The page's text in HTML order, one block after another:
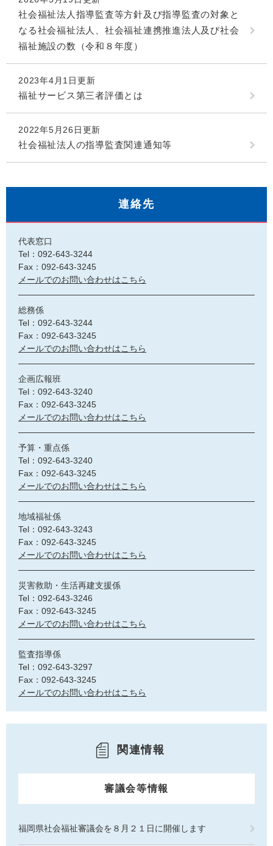
社会福祉法人指導監査等方針及び指導監査の対象と
なる社会福祉法人、社会福祉連携推進法人及び社会
福祉施設の数（令和８年度）
2023年4月1日更新
福祉サービス第三者評価とは
2022年5月26日更新
社会福祉法人の指導監査関連通知等
連絡先
代表窓口
Tel：092-643-3244
Fax：092-643-3245
メールでのお問い合わせはこちら
総務係
Tel：092-643-3244
Fax：092-643-3245
メールでのお問い合わせはこちら
企画広報班
Tel：092-643-3240
Fax：092-643-3245
メールでのお問い合わせはこちら
予算・重点係
Tel：092-643-3240
Fax：092-643-3245
メールでのお問い合わせはこちら
地域福祉係
Tel：092-643-3243
Fax：092-643-3245
メールでのお問い合わせはこちら
災害救助・生活再建支援係
Tel：092-643-3246
Fax：092-643-3245
メールでのお問い合わせはこちら
監査指導係
Tel：092-643-3297
Fax：092-643-3245
メールでのお問い合わせはこちら
関連情報
審議会等情報
福岡県社会福祉審議会を８月２１日に開催します